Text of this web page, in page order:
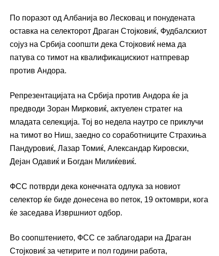
По поразот од Албанија во Лесковац и понудената
оставка на селекторот Драган Стојковиќ, Фудбалскиот
сојуз на Србија соопшти дека Стојковиќ нема да
патува со тимот на квалификацискиот натпревар
против Андора.
Репрезентацијата на Србија против Андора ќе ја
предводи Зоран Мирковиќ, актуелен стратег на
младата селекција. Тој во недела наутро се приклучи
на тимот во Ниш, заедно со соработниците Страхиња
Пандуровиќ, Лазар Томиќ, Александар Кировски,
Дејан Одавиќ и Богдан Милиќевиќ.
ФСС потврди дека конечната одлука за новиот
селектор ќе биде донесена во петок, 19 октомври, кога
ќе заседава Извршниот одбор.
Во соопштението, ФСС се заблагодари на Драган
Стојковиќ за четирите и пол години работа,